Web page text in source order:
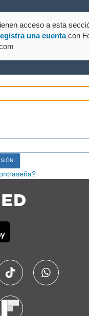
acceso a esta
una cuentacon